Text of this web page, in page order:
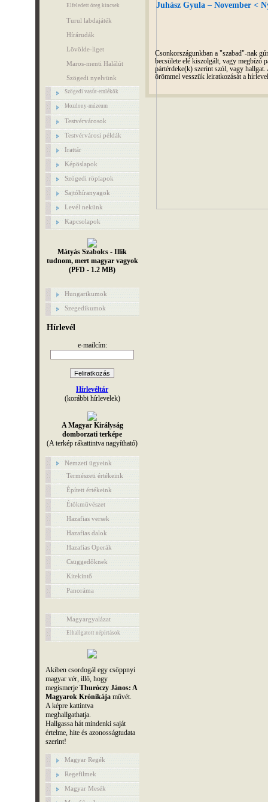
Elfeledett öreg kincsek
Turul labdajáték
Hírárudák
Lövölde-liget
Maros-menti Halálút
Szögedi nyelvünk
Szögedi vasút-emlékök
Mozdony-múzeum
Testvérvárosok
Testvérvárosi példák
Irattár
Képöslapok
Szögedi röplapok
Sajtóhíranyagok
Levél nekünk
Kapcsolapok
Mátyás Szabolcs - Illik
tudnom, mert magyar vagyok
(PFD - 1.2 MB)
Hungarikumok
Szegedikumok
Hírlevél
e-mailcím:
Hírlevéltár
(korábbi hírlevelek)
A Magyar Királyság
domborzati terképe
(A terkép rákattintva nagyítható)
Nemzeti ügyeink
Természeti értékeink
Épített értékeink
Étökművészet
Hazafias versek
Hazafias dalok
Hazafias Operák
Csüggedőknek
Kitekintő
Panoráma
Magyargyalázat
Elhallgatott népírtások
Akiben csordogál egy csöppnyi
magyar vér, illő, hogy
megismerje Thuróczy János: A
Magyarok Krónikájaművét.
A képre kattintva
meghallgathatja.
Hallgassa hát mindenki saját
értelme, hite és azonosságtudata
szerint!
Magyar Regék
Regefilmek
Magyar Mesék
Juhász Gyula – November <
Csonkországunkban a "szabad"-nak
becsülete elé kiszolgált, vagy megbízó
pártérdeke(k) szerint szól, vagy
örömmel vesszük leiratkozását a